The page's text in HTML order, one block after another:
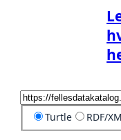
Turtle RDF/